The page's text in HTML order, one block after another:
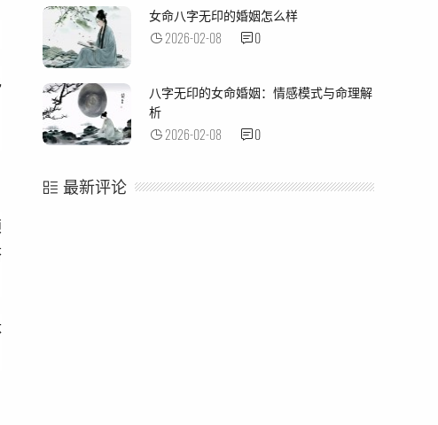
女命八字无印的婚姻怎么样
2026-02-08 0
八字无印的女命婚姻：情感模式与命理解
析
2026-02-08 0
最新评论